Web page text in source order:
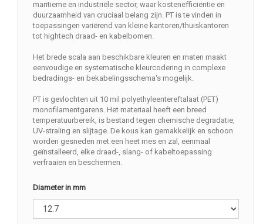
maritieme en industriële sector, waar kostenefficiëntie en
duurzaamheid van cruciaal belang zijn. PT is te vinden in
toepassingen variërend van kleine kantoren/thuiskantoren
tot hightech draad- en kabelbomen.
Het brede scala aan beschikbare kleuren en maten maakt
eenvoudige en systematische kleurcodering in complexe
bedradings- en bekabelingsschema's mogelijk.
PT is gevlochten uit 10 mil polyethyleentereftalaat (PET)
monofilamentgarens. Het materiaal heeft een breed
temperatuurbereik, is bestand tegen chemische degradatie,
UV-straling en slijtage. De kous kan gemakkelijk en schoon
worden gesneden met een heet mes en zal, eenmaal
geïnstalleerd, elke draad-, slang- of kabeltoepassing
verfraaien en beschermen.
Diameter in mm